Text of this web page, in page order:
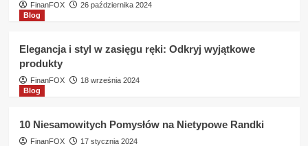
FinanFOX
26 października 2024
Blog
Elegancja i styl w zasięgu ręki: Odkryj wyjątkowe
produkty
FinanFOX
18 września 2024
Blog
10 Niesamowitych Pomysłów na Nietypowe Randki
FinanFOX
17 stycznia 2024